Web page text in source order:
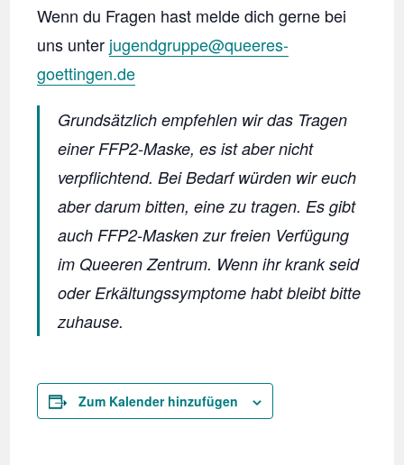
Wenn du Fragen hast melde dich gerne bei
uns unter jugendgruppe@queeres-
goettingen.de
Grundsätzlich empfehlen wir das Tragen
einer FFP2-Maske, es ist aber nicht
verpflichtend. Bei Bedarf würden wir euch
aber darum bitten, eine zu tragen. Es gibt
auch FFP2-Masken zur freien Verfügung
im Queeren Zentrum. Wenn ihr krank seid
oder Erkältungssymptome habt bleibt bitte
zuhause.
Zum Kalender hinzufügen